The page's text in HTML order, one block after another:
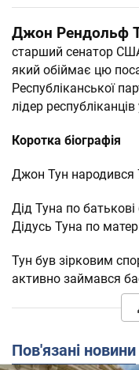
Джон Рендольф
старший сенатор
який обіймає цю
Республіканської
лідер
Коротка біографія
Джон Тун народився
Дід Туна по батькові
Дідусь Туна по
Тун був зірковим
активно займався
отримавши ступінь
Пов'язані новини